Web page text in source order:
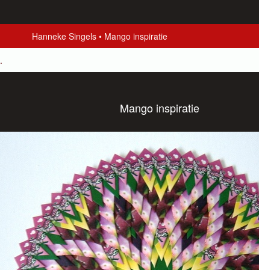
Hanneke Singels
Mango inspiratie
.
Mango inspiratie